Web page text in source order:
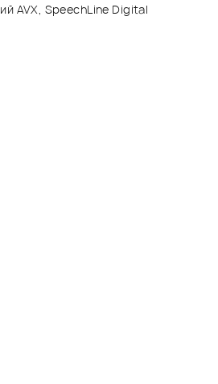
AVX, SpeechLine Digital